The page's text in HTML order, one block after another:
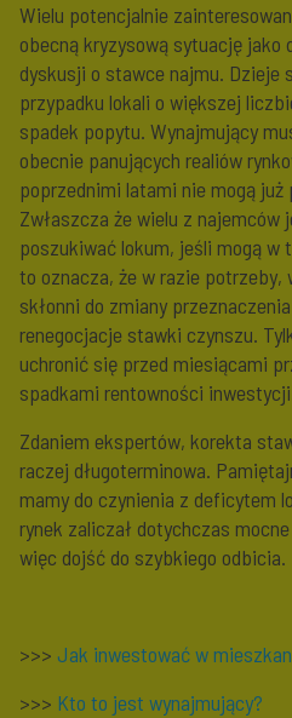
Wielu potencjalnie
obecną kryzysową sytuację jako
dyskusji o stawce najmu. Dzieje
przypadku lokali o większej
spadek popytu. Wynajmujący
obecnie panujących realiów
poprzednimi latami nie mogą
Zwłaszcza że wielu z najemców
poszukiwać lokum, jeśli mogą w
to oznacza, że w razie potrzeby,
skłonni do zmiany
renegocjacje stawki czynszu.
uchronić się przed miesiącami
spadkami rentowności
Zdaniem ekspertów, korekta
raczej długoterminowa.
mamy do czynienia z deficytem
rynek zaliczał dotychczas
więc dojść do szybkiego odbicia.
>>> Jak inwestować w
>>> Kto to jest wynajmujący?